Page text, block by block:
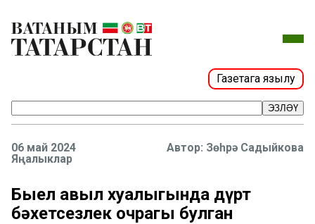
Газетага язылу
ЭЗЛӘҮ
06 май 2024
Яңалыклар
Зөһрә Садыйкова
Быел авыл хуҗалыгында дүрт
бәхетсезлек очрагы булган